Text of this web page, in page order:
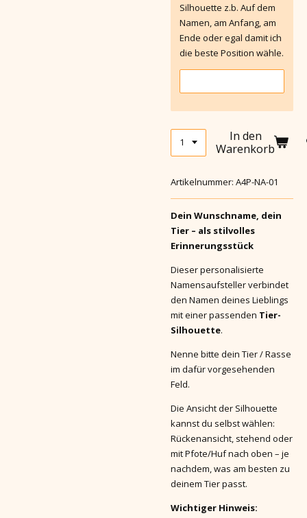
Silhouette z.b. Auf dem
Namen, am Anfang, am
Ende oder egal damit ich
die beste Position wähle.
In den
Warenkorb
Artikelnummer: A4P-NA-01
Dein Wunschname, dein
Tier – als stilvolles
Erinnerungsstück
Dieser personalisierte
Namensaufsteller verbindet
den Namen deines Lieblings
mit einer passenden Tier-
Silhouette.
Nenne bitte dein Tier / Rasse
im dafür vorgesehenden
Feld.
Die Ansicht der Silhouette
kannst du selbst wählen:
Rückenansicht, stehend oder
mit Pfote/Huf nach oben – je
nachdem, was am besten zu
deinem Tier passt.
Wichtiger Hinweis: